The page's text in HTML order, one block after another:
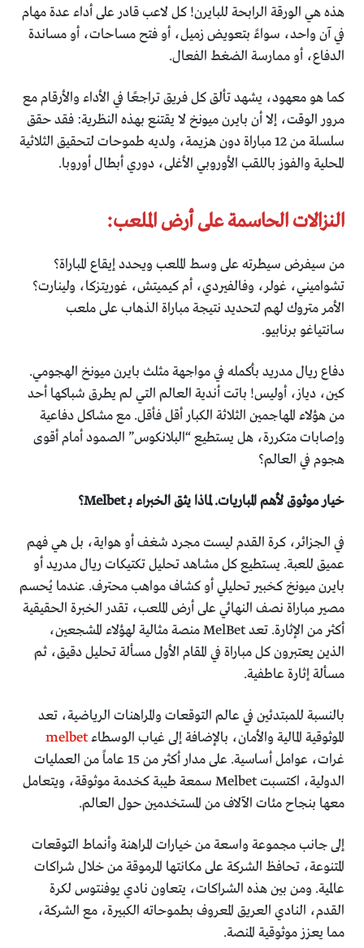
هذه هي الورقة الرابحة للبايرن! كل لاعب قادر على أداء عدة مهام
في آن واحد، سواءً بتعويض زميل، أو فتح مساحات، أو مساندة
الدفاع، أو ممارسة الضغط الفعال.
كما هو معهود، يشهد تألق كل فريق تراجعًا في الأداء والأرقام مع
مرور الوقت، إلا أن بايرن ميونخ لا يقتنع بهذه النظرية: فقد حقق
سلسلة من 12 مباراة دون هزيمة، ولديه طموحات لتحقيق الثلاثية
المحلية والفوز باللقب الأوروبي الأغلى، دوري أبطال أوروبا.
النزالات الحاسمة على أرض الملعب:
من سيفرض سيطرته على وسط الملعب ويحدد إيقاع المباراة؟
تشواميني، غولر، وفالفيردي، أم كيميتش، غوريتزكا، ولينارت؟
الأمر متروك لهم لتحديد نتيجة مباراة الذهاب على ملعب
سانتياغو برنابيو.
دفاع ريال مدريد بأكمله في مواجهة مثلث بايرن ميونخ الهجومي.
كين، دياز، أوليس! باتت أندية العالم التي لم يطرق شباكها أحد
من هؤلاء المهاجمين الثلاثة الكبار أقل فأقل. مع مشاكل دفاعية
وإصابات متكررة، هل يستطيع “البلانكوس” الصمود أمام أقوى
هجوم في العالم؟
خيار موثوق لأهم المباريات. لماذا يثق الخبراء بـ Melbet؟
في الجزائر، كرة القدم ليست مجرد شغف أو هواية، بل هي فهم
عميق للعبة. يستطيع كل مشاهد تحليل تكتيكات ريال مدريد أو
بايرن ميونخ كخبير تحليلي أو كشاف مواهب محترف. عندما يُحسم
مصير مباراة نصف النهائي على أرض الملعب، تقدر الخبرة الحقيقية
أكثر من الإثارة. تعد MelBet منصة مثالية لهؤلاء المشجعين،
الذين يعتبرون كل مباراة في المقام الأول مسألة تحليل دقيق، ثم
مسألة إثارة عاطفية.
بالنسبة للمبتدئين في عالم التوقعات والمراهنات الرياضية، تعد
الموثوقية المالية والأمان، بالإضافة إلى غياب الوسطاءmelbet
غرات، عوامل أساسية. على مدار أكثر من 15 عاماً من العمليات
الدولية، اكتسبت Melbet سمعة طيبة كخدمة موثوقة، ويتعامل
معها بنجاح مئات الآلاف من المستخدمين حول العالم.
إلى جانب مجموعة واسعة من خيارات المراهنة وأنماط التوقعات
المتنوعة، تحافظ الشركة على مكانتها المرموقة من خلال شراكات
عالمية. ومن بين هذه الشراكات، يتعاون نادي يوفنتوس لكرة
القدم، النادي العريق المعروف بطموحاته الكبيرة، مع الشركة،
مما يعزز موثوقية المنصة.